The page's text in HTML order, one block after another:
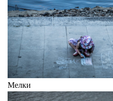
Мелки